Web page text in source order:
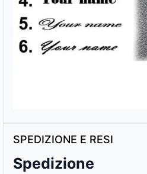
SPEDIZIONE E RESI
Spedizione